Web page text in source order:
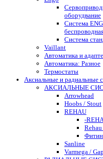
оборудвание
Система
Система
Vaillant
Автоматика и
Автоматика: Разное
Термостаты
Аксиальные и радиальные
АКСИАЛЬНЫЕ
Arrowhead
Hoobs / Stout
REHAU
-
Sanline
Varmega /